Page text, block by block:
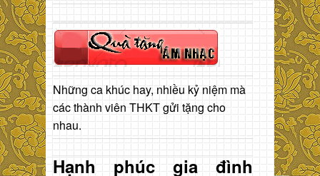
Những ca khúc hay, nhiều kỷ niệm mà
các thành viên THKT gửi tặng cho
nhau.
Hạnh phúc gia đình